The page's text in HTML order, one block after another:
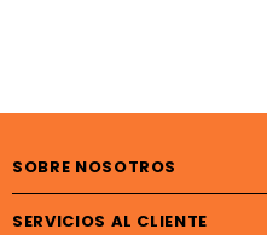
SOBRE NOSOTROS
SERVICIOS AL CLIENTE